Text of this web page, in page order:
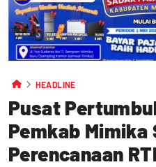
HEADLINE
Pusat
Pemkab Mimika
Perencanaan